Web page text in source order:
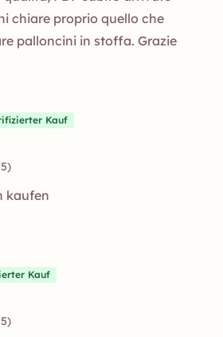
chiare proprio quello che
palloncini in stoffa. Grazie
Kauf
kaufen
Kauf